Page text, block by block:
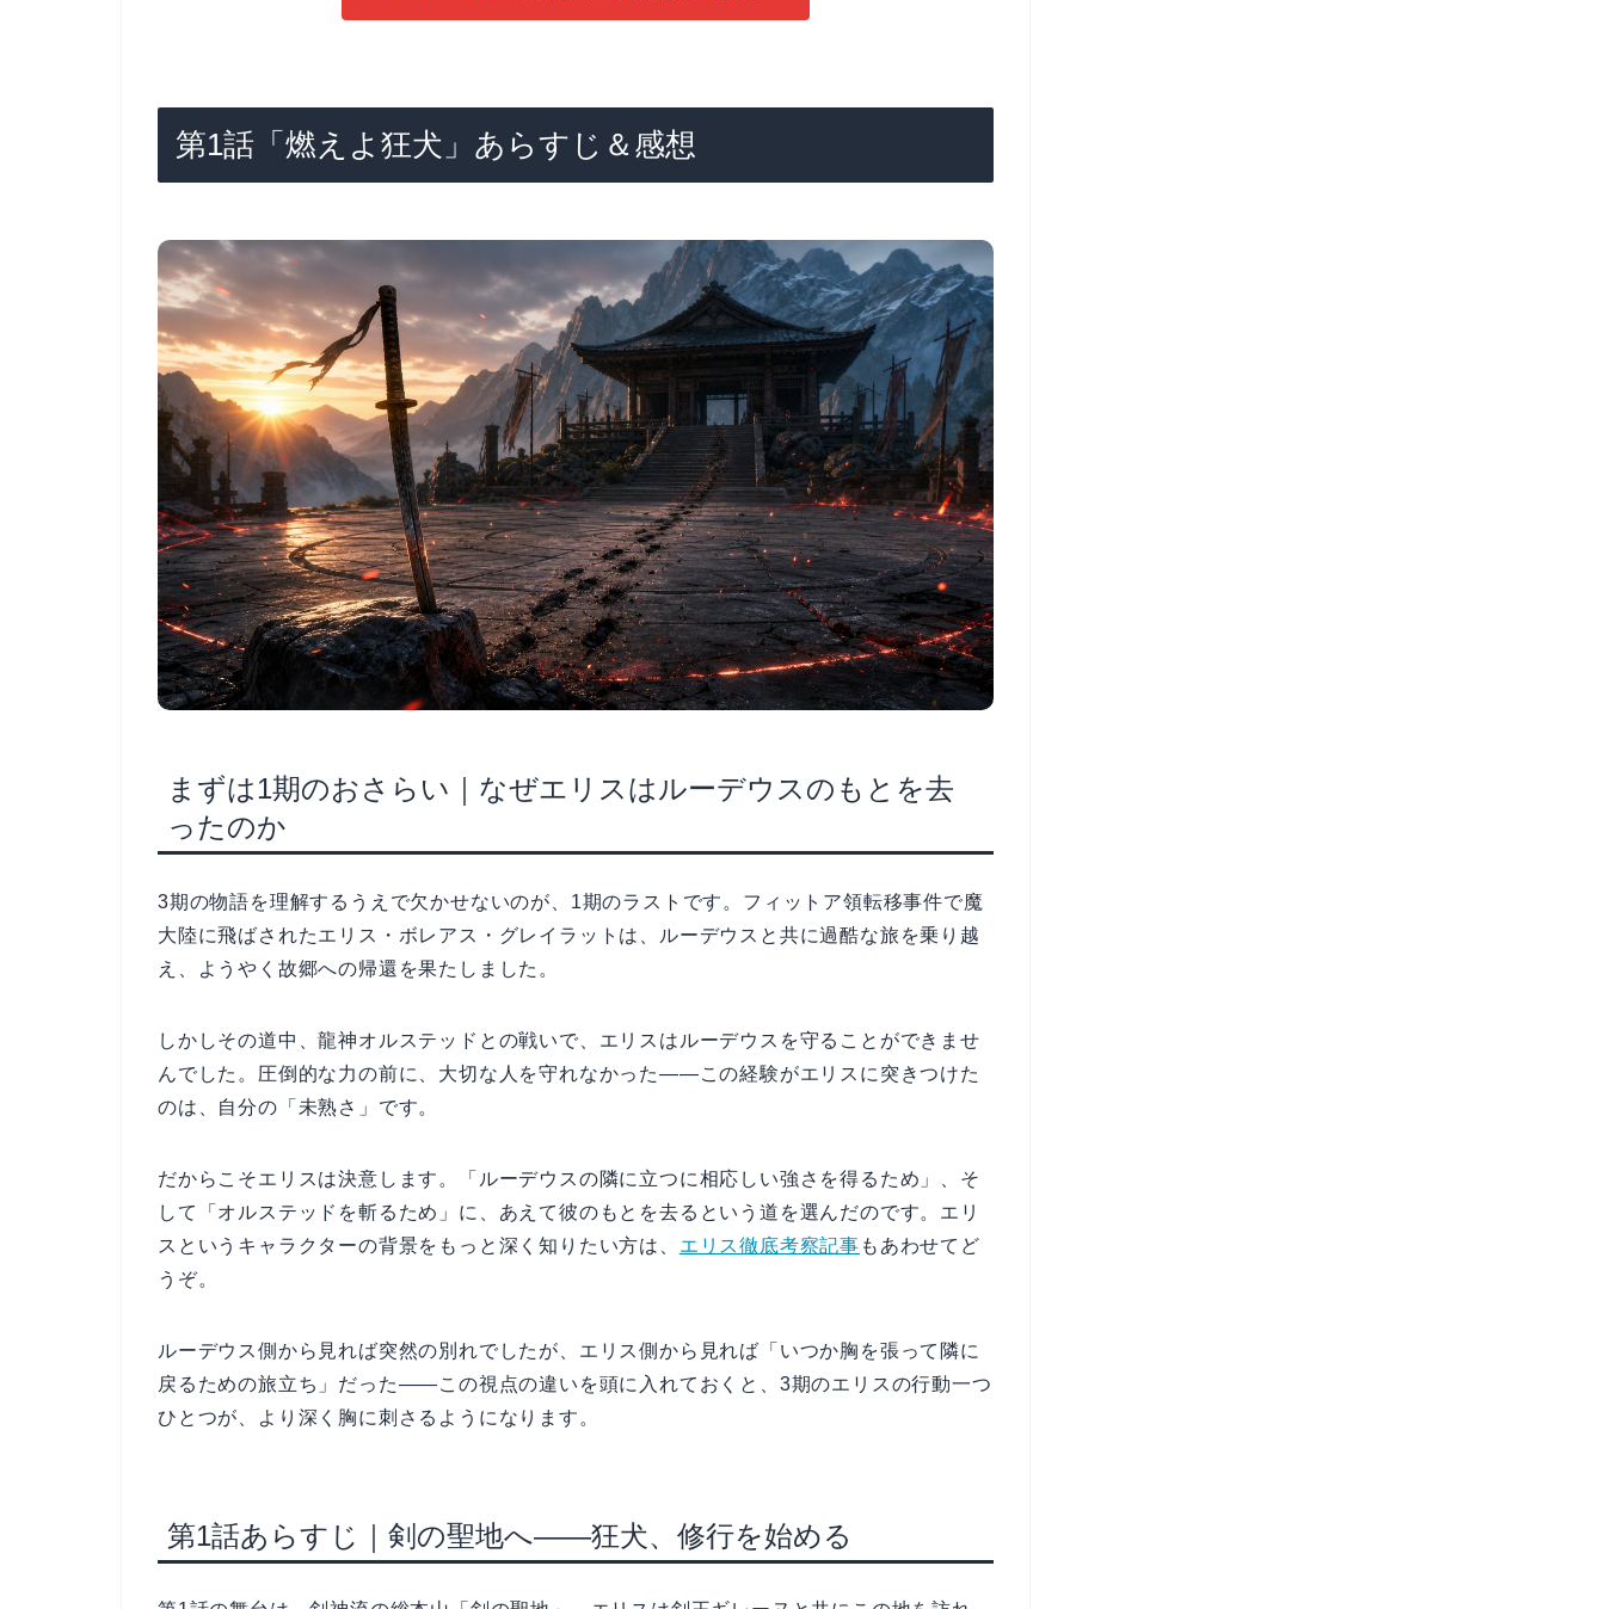
第1話「燃えよ狂犬」あらすじ＆感想
まずは1期のおさらい｜なぜエリスはルーデウスのもとを去
ったのか
3期の物語を理解するうえで欠かせないのが、1期のラストです。フィットア領転移事件で魔
大陸に飛ばされたエリス・ボレアス・グレイラットは、ルーデウスと共に過酷な旅を乗り越
え、ようやく故郷への帰還を果たしました。
しかしその道中、龍神オルステッドとの戦いで、エリスはルーデウスを守ることができませ
んでした。圧倒的な力の前に、大切な人を守れなかった——この経験がエリスに突きつけた
のは、自分の「未熟さ」です。
だからこそエリスは決意します。「ルーデウスの隣に立つに相応しい強さを得るため」、そ
して「オルステッドを斬るため」に、あえて彼のもとを去るという道を選んだのです。エリ
スというキャラクターの背景をもっと深く知りたい方は、 エリス徹底考察記事 もあわせてど
うぞ。
ルーデウス側から見れば突然の別れでしたが、エリス側から見れば「いつか胸を張って隣に
戻るための旅立ち」だった——この視点の違いを頭に入れておくと、3期のエリスの行動一つ
ひとつが、より深く胸に刺さるようになります。
第1話あらすじ｜剣の聖地へ——狂犬、修行を始める